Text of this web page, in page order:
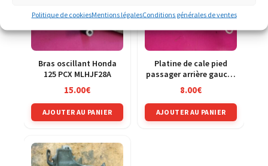
Politique de cookiesMentions légalesConditions générales de ventes
Bras oscillant Honda
125 PCX MLHJF28A
15.00€
AJOUTER AU PANIER
Platine de cale pied
passager arrière gauche
Honda 125 NX Transcity
jd12
8.00€
AJOUTER AU PANIER